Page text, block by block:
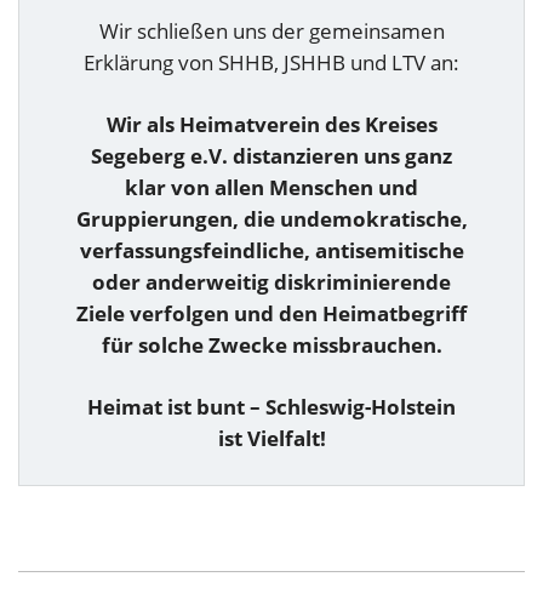
Wir schließen uns der gemeinsamen
Erklärung von SHHB, JSHHB und LTV an:
Wir als Heimatverein des Kreises
Segeberg e.V. distanzieren uns ganz
klar von allen Menschen und
Gruppierungen, die undemokratische,
verfassungsfeindliche, antisemitische
oder anderweitig diskriminierende
Ziele verfolgen und den Heimatbegriff
für solche Zwecke missbrauchen.
Heimat ist bunt – Schleswig-Holstein
ist Vielfalt!